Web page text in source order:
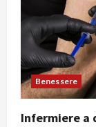
Benessere
Infermiere a